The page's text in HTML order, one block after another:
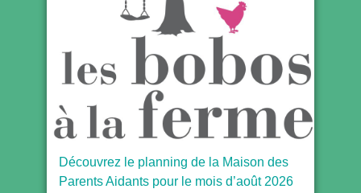
Découvrez le planning de la Maison des
Parents Aidants pour le mois d’août 2026